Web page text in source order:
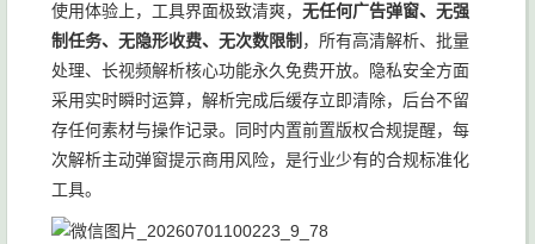
使用体验上，工具界面极致清爽， 无任何广告弹窗、无强
制任务、无隐形收费、无次数限制 ，所有高清解析、批量
处理、长视频解析核心功能永久免费开放。隐私安全方面
采用实时瞬时运算，解析完成后缓存立即清除，后台不留
存任何素材与操作记录。同时内置前置版权合规提醒，每
次解析主动弹窗提示商用风险，是行业少有的合规标准化
工具。